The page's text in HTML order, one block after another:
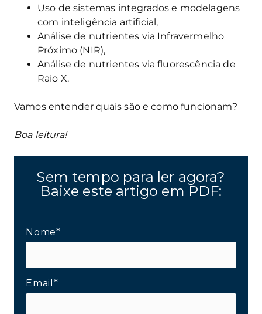
Uso de sistemas integrados e modelagens
com inteligência artificial,
Análise de nutrientes via Infravermelho
Próximo (NIR),
Análise de nutrientes via fluorescência de
Raio X.
Vamos entender quais são e como funcionam?
Boa leitura!
Sem tempo para ler agora?
Baixe este artigo em PDF:
Nome*
Email*